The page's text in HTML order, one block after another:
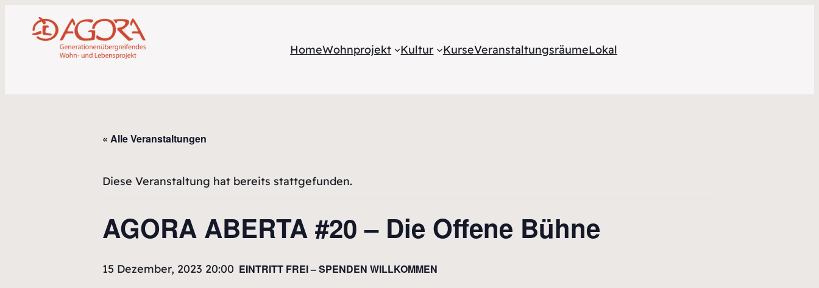
HomeWohnprojekt Kultur KurseVeranstaltungsräumeLokal
« Alle Veranstaltungen
Diese Veranstaltung hat bereits stattgefunden.
AGORA ABERTA #20 – Die Offene Bühne
15 Dezember, 2023 20:00 EINTRITT FREI – SPENDEN WILLKOMMEN